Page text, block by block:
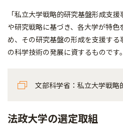
「私立大学戦略的研究基盤形成支
や研究戦略に基づき、各大学が特
め、その研究基盤の形成を支援す
の科学技術の発展に資するものです。
文部科学省：私立大学戦略
法政大学の選定取組